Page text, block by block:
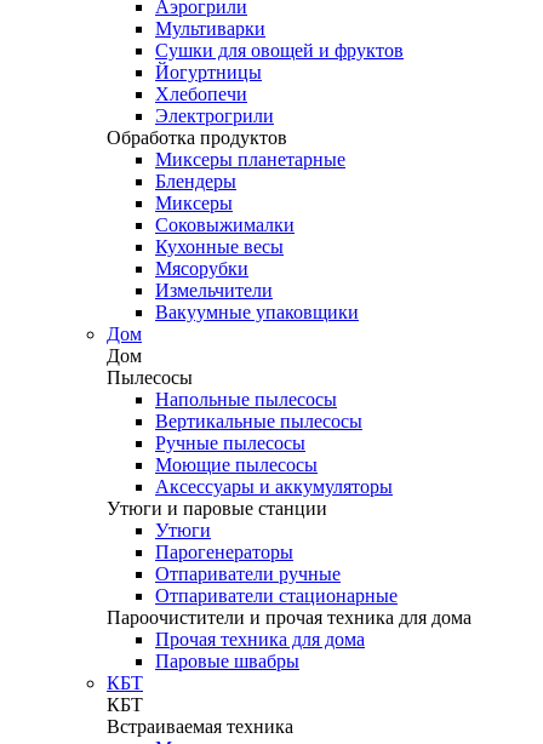
Аэрогрили
Мультиварки
Сушки для овощей и фруктов
Йогуртницы
Хлебопечи
Электрогрили
Обработка продуктов
Миксеры планетарные
Блендеры
Миксеры
Соковыжималки
Кухонные весы
Мясорубки
Измельчители
Вакуумные упаковщики
Дом
Дом
Пылесосы
Напольные пылесосы
Вертикальные пылесосы
Ручные пылесосы
Моющие пылесосы
Аксессуары и аккумуляторы
Утюги и паровые станции
Утюги
Парогенераторы
Отпариватели ручные
Отпариватели стационарные
Пароочистители и прочая техника для дома
Прочая техника для дома
Паровые швабры
КБТ
КБТ
Встраиваемая техника